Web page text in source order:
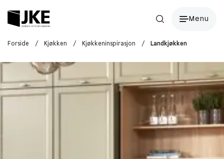
Menu
Forside / Kjøkken / Kjøkkeninspirasjon / Landkjøkken